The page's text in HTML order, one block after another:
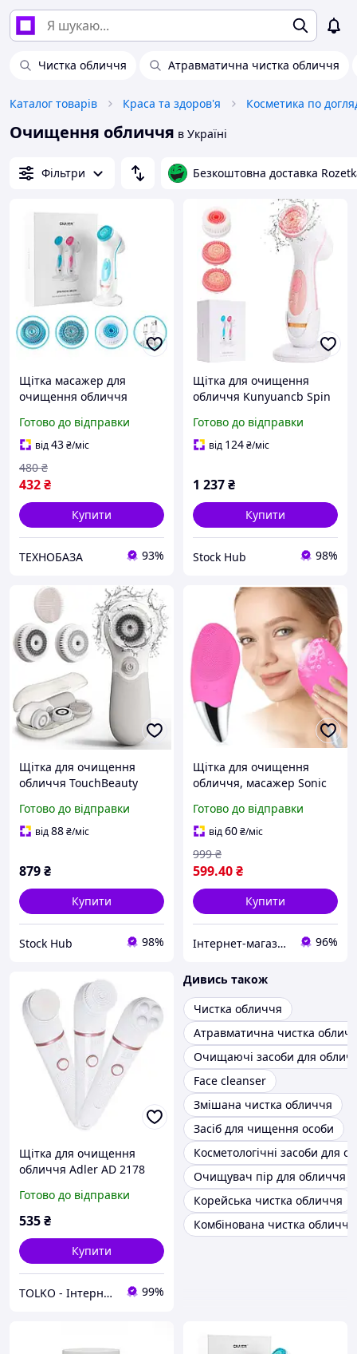
Чистка обличчя Атравматична чистка обличчя
Каталог товарів Краса та здоров'я Косметика по
Очищення обличчя в Україні
Фільтри Безкоштовна доставка
Щітка масажер для
очищення обличчя
силіконова,
водонепроникна IPX6,
біла, USB акумулятор
Готово до відправки
від43₴/міс
432₴
480 ₴
Купити
ТЕХНОБАЗА 93%
Щітка для очищення
обличчя Kunyuancb Spin
Електрична щітка для
очищення обличчя 3 в 1
Готово до відправки
від 124₴/міс
1 237₴
Купити
Stock Hub 98%
Щітка для очищення
обличчя TouchBeauty
TB-14838 Апарат для
глибокого очищення пор
Готово до відправки
від88₴/міс
879₴
Купити
Stock Hub 98%
Щітка для очищення
обличчя, масажер Sonic
Готово до відправки
від60₴/міс
599.40₴
999 ₴
Купити
Інтернет-магазин "Uniqum Style". Створи свій унікальний стиль! 96%
Щітка для очищення
обличчя Adler AD 2178
Готово до відправки
535₴
Купити
TOLKO - Інтернет-Магазин TOLKO 99%
Дивись також
Чистка обличчя
Атравматична чистка
Очищаючі засоби для
Face cleanser
Змішана чистка обличчя
Засіб для чищення особи
Косметологічні засоби для
Очищувач пір для обличчя
Корейська чистка обличчя
Комбінована чистка обличчя